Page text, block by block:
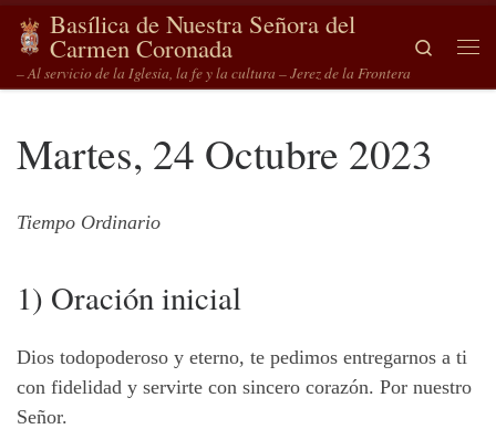
Saltar al contenido
Basílica de Nuestra Señora del
Carmen Coronada
– Al servicio de la Iglesia, la fe y la cultura – Jerez de la Frontera
Search
Martes, 24 Octubre 2023
Tiempo Ordinario
1) Oración inicial
Dios todopoderoso y eterno, te pedimos entregarnos a ti
con fidelidad y servirte con sincero corazón. Por nuestro
Señor.